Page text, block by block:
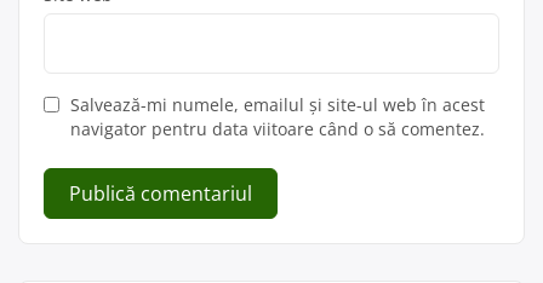
Salvează-mi numele, emailul și site-ul web în acest
navigator pentru data viitoare când o să comentez.